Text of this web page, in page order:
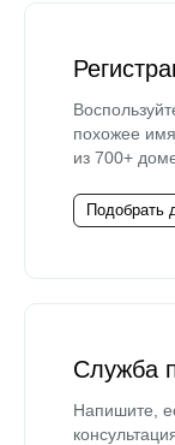
похожее
из 700+
Подобрать
Служба
Напишите,